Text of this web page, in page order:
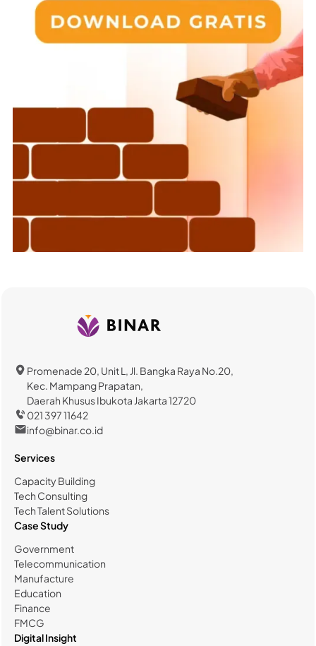
Promenade 20, Unit L, Jl. Bangka Raya No.20,
Kec. Mampang Prapatan,
Daerah Khusus Ibukota Jakarta 12720
021 397 11642
info@binar.co.id
Services
Capacity Building
Tech Consulting
Tech Talent Solutions
Case Study
Government
Telecommunication
Manufacture
Education
Finance
FMCG
Digital Insight